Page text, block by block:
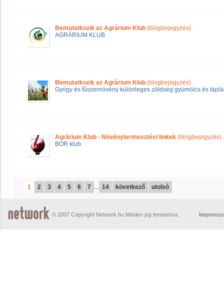
Bemutatkozik az Agrárium Klub (blogbejegyzés)
AGRÁRIUM KLUB
Bemutatkozik az Agrárium Klub (blogbejegyzés)
Gyógy és fűszernövény különleges zöldség gyümölcs és
Agrárium Klub - Növénytermesztési linkek (blogbejegyzés)
BOR klub
1 2 3 4 5 6 7 ... 14 következő utolsó
© 2007 Copyright Network.hu Minden jog fenntartva.